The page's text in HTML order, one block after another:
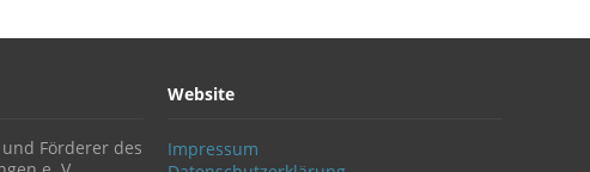
Förderer des
Website
Impressum